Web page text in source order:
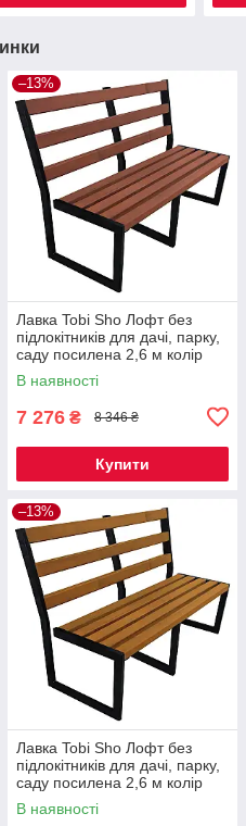
–13%
Лавка Tobi Sho Лофт без
підлокітників для дачі, парку,
саду посилена 2,6 м колір
черешня
В наявності
7 276 ₴ 8 346 ₴
Купити
–13%
Лавка Tobi Sho Лофт без
підлокітників для дачі, парку,
саду посилена 2,6 м колір
дуб
В наявності